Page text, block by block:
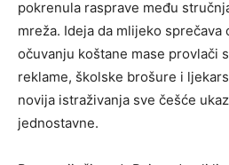
pokrenula rasprave među
mreža. Ideja da mlijeko
očuvanju koštane mase provlači
reklame, školske brošure i
novija istraživanja sve češće
jednostavne.